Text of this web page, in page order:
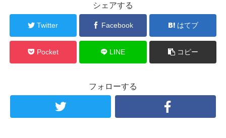
シェアする
Twitter Facebook はてブ
Pocket LINE コピー
フォローする